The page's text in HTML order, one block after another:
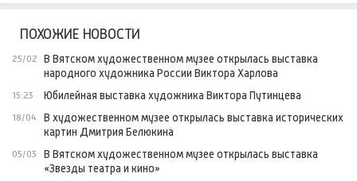
ПОХОЖИЕ НОВОСТИ
25/02
В Вятском художественном музее открылась выставка
народного художника России Виктора Харлова
15:23 Юбилейная выставка художника Виктора Путинцева
18/04
В художественном музее открылась выставка исторических
картин Дмитрия Белюкина
05/03
В Вятском художественном музее открылась выставка
«Звезды театра и кино»